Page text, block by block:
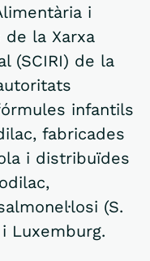
i
de la Xarxa
(SCIRI) de la
infantils
fabricades
i distribuïdes
(S.
Luxemburg.